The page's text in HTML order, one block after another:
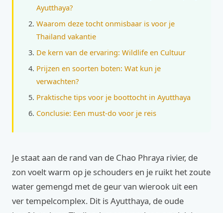
Ayutthaya?
Waarom deze tocht onmisbaar is voor je
Thailand vakantie
De kern van de ervaring: Wildlife en Cultuur
Prijzen en soorten boten: Wat kun je
verwachten?
Praktische tips voor je boottocht in Ayutthaya
Conclusie: Een must-do voor je reis
Je staat aan de rand van de Chao Phraya rivier, de
zon voelt warm op je schouders en je ruikt het zoute
water gemengd met de geur van wierook uit een
ver tempelcomplex. Dit is Ayutthaya, de oude